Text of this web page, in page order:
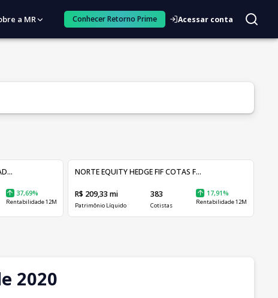
a MR Conhecer Retorno Prime Acessar conta
37,69%
Rentabilidade 12M
NORTE EQUITY HEDGE FIF COTAS F...
R$ 209,33 mi
Patrimônio Líquido
383
Cotistas
17,91%
Rentabilidade 12M
2020